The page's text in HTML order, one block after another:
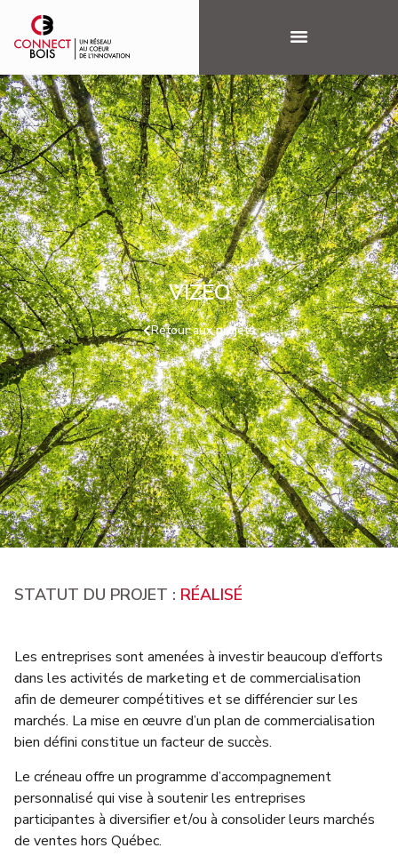
VIZÉO
Retour aux projets
STATUT DU PROJET : RÉALISÉ
Les entreprises sont amenées à investir beaucoup d’efforts
dans les activités de marketing et de commercialisation
afin de demeurer compétitives et se différencier sur les
marchés. La mise en œuvre d’un plan de commercialisation
bien défini constitue un facteur de succès.
Le créneau offre un programme d’accompagnement
personnalisé qui vise à soutenir les entreprises
participantes à diversifier et/ou à consolider leurs marchés
de ventes hors Québec.